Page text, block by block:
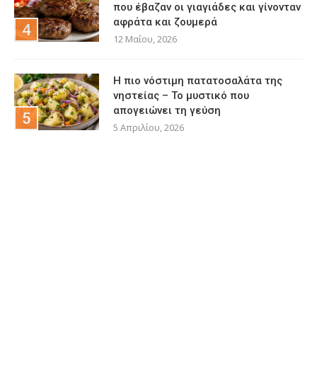
που έβαζαν οι γιαγιάδες και γίνονταν
αφράτα και ζουμερά
12 Μαΐου, 2026
Η πιο νόστιμη πατατοσαλάτα της
νηστείας – Το μυστικό που
απογειώνει τη γεύση
5 Απριλίου, 2026